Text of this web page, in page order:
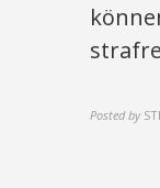
Posted by